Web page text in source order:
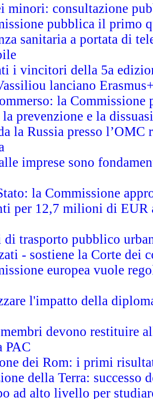
minori: consultazione
pubblica il primo
sanitaria a portata di
i vincitori della 5a
lanciano
la
prevenzione e la
la Russia presso
imprese sono
la Commissione
per 12,7 milioni di EUR
di trasporto pubblico
- sostiene la Corte dei
europea vuole
l'impatto della
devono restituire
PAC
dei Rom: i primi
della Terra:
ad alto livello per